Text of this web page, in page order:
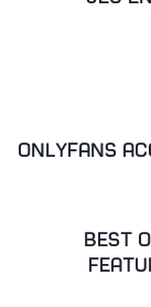
OnlyFans
Best